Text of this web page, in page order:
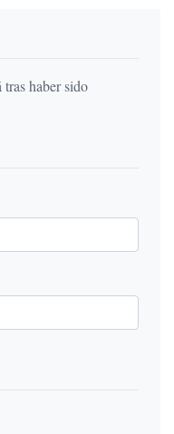
tras haber sido